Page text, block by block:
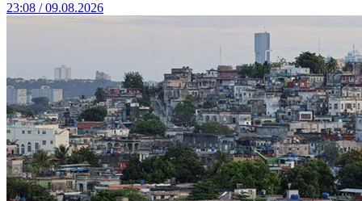
23:08 / 09.08.2026